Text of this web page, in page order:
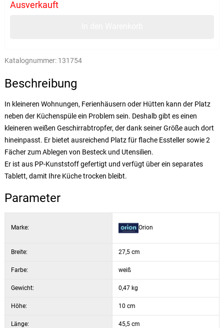
Ausverkauft
Katalognummer: 131754
Beschreibung
In kleineren Wohnungen, Ferienhäusern oder Hütten kann der Platz
neben der Küchenspüle ein Problem sein. Deshalb gibt es einen
kleineren weißen Geschirrabtropfer, der dank seiner Größe auch dort
hineinpasst. Er bietet ausreichend Platz für flache Essteller sowie 2
Fächer zum Ablegen von Besteck und Utensilien.
Er ist aus PP-Kunststoff gefertigt und verfügt über ein separates
Tablett, damit Ihre Küche trocken bleibt.
Parameter
Marke: Orion
Breite: 27,5 cm
Farbe: weiß
Gewicht: 0,47 kg
Höhe: 10 cm
Länge: 45,5 cm